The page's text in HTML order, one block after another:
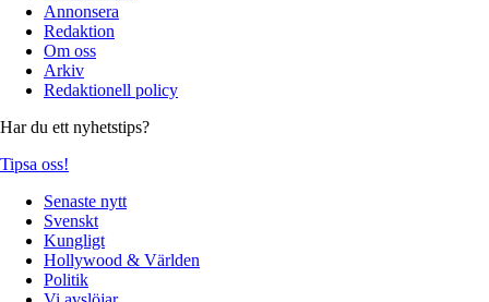
Annonsera
Redaktion
Om oss
Arkiv
Redaktionell policy
Har du ett nyhetstips?
Tipsa oss!
Senaste nytt
Svenskt
Kungligt
Hollywood & Världen
Politik